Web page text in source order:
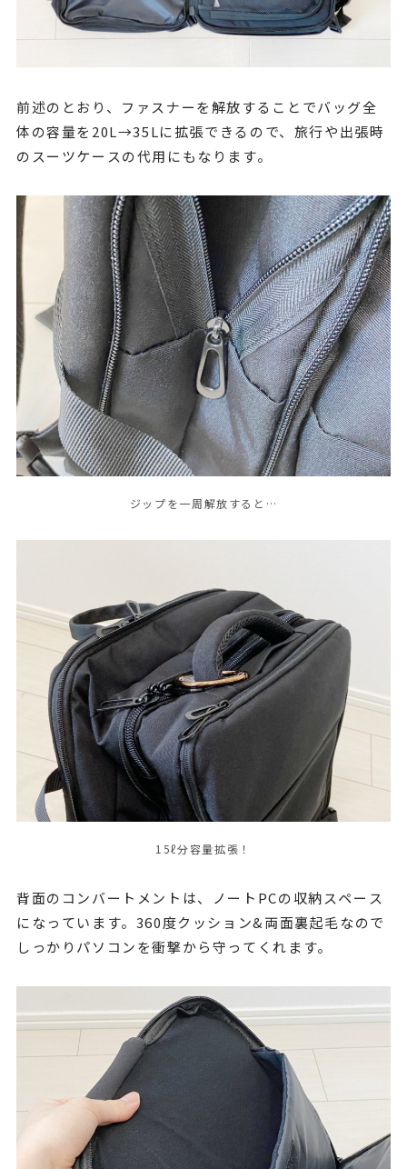
前述のとおり、ファスナーを解放することでバッグ全
体の容量を20L→35Lに拡張できるので、旅行や出張時
のスーツケースの代用にもなります。
ジップを一周解放すると…
15ℓ分容量拡張！
背面のコンバートメントは、ノートPCの収納スペース
になっています。360度クッション&両面裏起毛なので
しっかりパソコンを衝撃から守ってくれます。